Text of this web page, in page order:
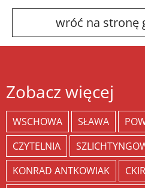
wróć na stronę
Zobacz więcej
WSCHOWA SŁAWA
CZYTELNIA
KONRAD ANTKOWIAK
CKIR